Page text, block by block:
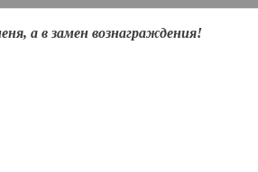
а в замен вознаграждения!